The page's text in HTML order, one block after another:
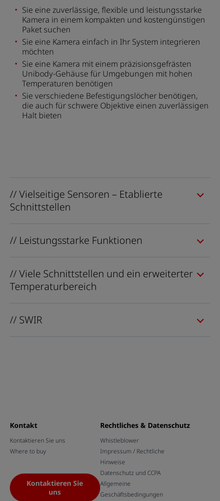
Sie eine zuverlässige, flexible und leistungsstarke
Kamera in einem kompakten und kostengünstigen
Paket suchen
Sie eine Kamera einfach in Ihr System integrieren
möchten
Sie eine Kamera mit einem präzisionsgefrästen
Unibody-Gehäuse für Umgebungen mit hohen
Temperaturen benötigen
Sie verschiedene Befestigungslöcher benötigen,
die auch für schwere Objektive einen zuverlässigen
Halt bieten
// Vielseitige Sensoren – Etablierte
Schnittstellen
// Leistungsstarke Funktionen
// Viele Schnittstellen und ein erweiterter
Temperaturbereich
// SWIR
Kontakt
Kontaktieren Sie uns
Where to buy
Kontaktieren Sie
uns
Rechtliches & Datenschutz
Whistleblower
Impressum / Rechtliche
Hinweise
Datenschutz und CCPA
Allgemeine
Geschäftsbedingungen